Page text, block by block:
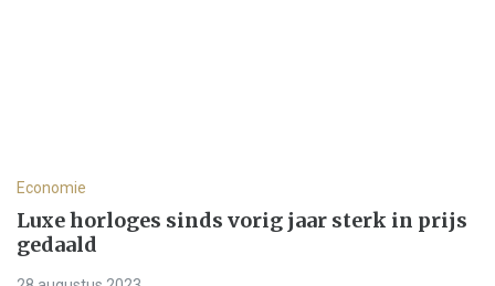
Economie
Luxe horloges sinds vorig jaar sterk in prijs
gedaald